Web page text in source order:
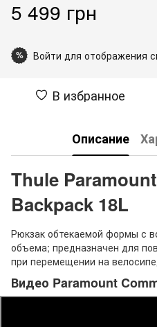
5 499 грн
% Войти для отображения
В избранное
Описание
Thule
Backpack 18L
Рюкзак обтекаемой формы с
объема; предназначен для
при перемещении на
Видео Paramount